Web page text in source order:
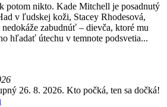
potom nikto. Kade Mitchell je posadnutý
v ľudskej koži, Stacey Rhodesová,
zabudnúť – dievča, ktoré mu
hľadať útechu v temnote podsvetia...
26. 8. 2026. Kto počká, ten sa dočká!